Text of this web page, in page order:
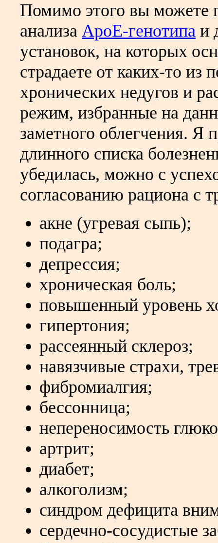
Помимо этого вы можете
анализа АроЕ-генотипа и
установок, на которых
страдаете от каких-то из
хронических недугов и
режим, избранные на
заметного облегчения. Я
длинного списка
убедилась, можно с
согласованию рациона с
акне (угревая сыпь);
подагра;
депрессия;
хроническая боль;
повышенный уровень
гипертония;
рассеянный склероз;
навязчивые страхи,
фибромиалгия;
бессонница;
непереносимость
артрит;
диабет;
алкоголизм;
синдром дефицита
сердечно-сосудистые